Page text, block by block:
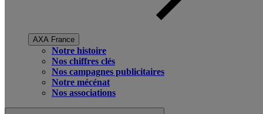
AXA France
Notre histoire
Nos chiffres clés
Nos campagnes publicitaires
Notre mécénat
Nos associations